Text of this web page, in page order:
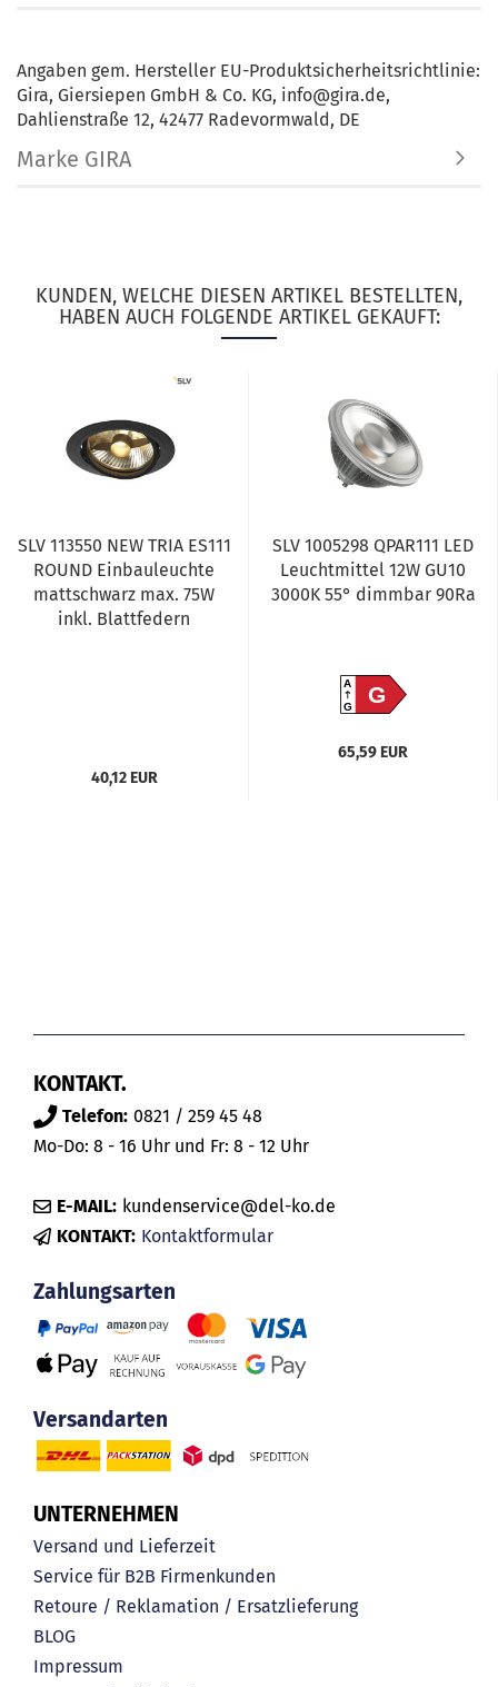
Angaben gem. Hersteller EU-Produktsicherheitsrichtlinie:
Gira, Giersiepen GmbH & Co. KG, info@gira.de,
Dahlienstraße 12, 42477 Radevormwald, DE
Marke GIRA
KUNDEN, WELCHE DIESEN ARTIKEL BESTELLTEN,
HABEN AUCH FOLGENDE ARTIKEL GEKAUFT:
SLV 113550 NEW TRIA ES111
ROUND Einbauleuchte
mattschwarz max. 75W
inkl. Blattfedern
40,12 EUR
SLV 1005298 QPAR111 LED
Leuchtmittel 12W GU10
3000K 55° dimmbar 90Ra
A
GG
65,59 EUR
KONTAKT.
Telefon: 0821 / 259 45 48
Mo-Do: 8 - 16 Uhr und Fr: 8 - 12 Uhr
E-MAIL: kundenservice@del-ko.de
KONTAKT: Kontaktformular
Zahlungsarten
Versandarten
UNTERNEHMEN
Versand und Lieferzeit
Service für B2B Firmenkunden
Retoure / Reklamation / Ersatzlieferung
BLOG
Impressum